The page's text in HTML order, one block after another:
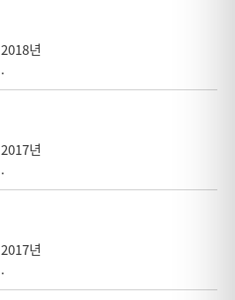
2018년
.
2017년
.
2017년
.